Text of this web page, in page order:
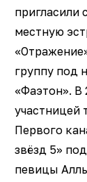
пригласили
местную
группу под
«Фаэтон». В
участницей
Первого
звёзд 5»
певицы